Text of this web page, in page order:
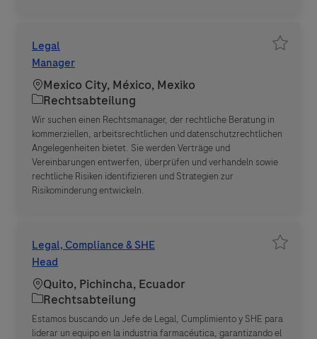
Legal
Manager
Standort
Mexico City, México, Mexiko
Kategorie
Rechtsabteilung
Wir suchen einen Rechtsmanager, der rechtliche Beratung in
kommerziellen, arbeitsrechtlichen und datenschutzrechtlichen
Angelegenheiten bietet. Sie werden Verträge und
Vereinbarungen entwerfen, überprüfen und verhandeln sowie
rechtliche Risiken identifizieren und Strategien zur
Risikominderung entwickeln.
Job
Legal, Compliance & SHE
Head
Standort
Quito, Pichincha, Ecuador
Kategorie
Rechtsabteilung
Estamos buscando un Jefe de Legal, Cumplimiento y SHE para
liderar un equipo en la industria farmacéutica, garantizando el
Job